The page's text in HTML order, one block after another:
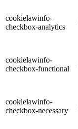
cookielawinfo-
checkbox-analytics
cookielawinfo-
checkbox-functional
cookielawinfo-
checkbox-necessary